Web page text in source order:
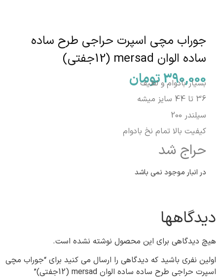
جوراب مچی اسپرت حراجی طرح ساده
ساده الوان mersad (12جفتی)
390,000تومان
بسیار بادوام و لطیف
36 تا 44 سایز میشه
سیلندر 200
کیفیت بالا تمام نخ بادوام
حراج شد
در انبار موجود نمی باشد
دیدگاهها
هیچ دیدگاهی برای این محصول نوشته نشده است.
اولین نفری باشید که دیدگاهی را ارسال می کنید برای “جوراب مچی
اسپرت حراجی طرح ساده ساده الوان mersad (12جفتی)”